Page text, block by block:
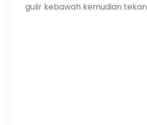
gulir kebawah kemudian tekan